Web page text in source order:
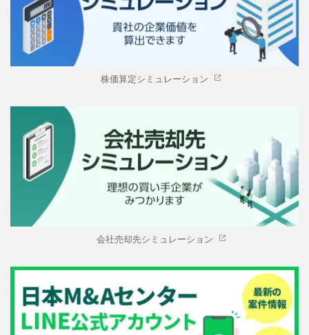
株価算定シミュレーション
会社売却先シミュレーション